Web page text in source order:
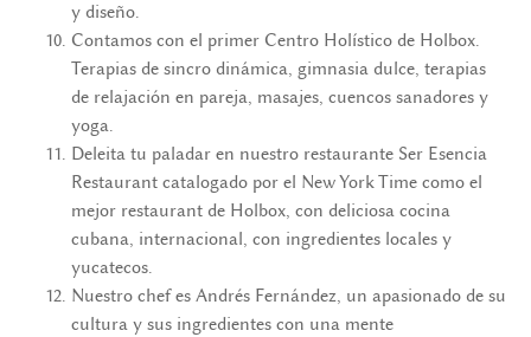
y diseño.
Contamos con el primer Centro Holístico de Holbox.
Terapias de sincro dinámica, gimnasia dulce, terapias
de relajación en pareja, masajes, cuencos sanadores y
yoga.
Deleita tu paladar en nuestro restaurante Ser Esencia
Restaurant catalogado por el New York Time como el
mejor restaurant de Holbox, con deliciosa cocina
cubana, internacional, con ingredientes locales y
yucatecos.
Nuestro chef es Andrés Fernández, un apasionado de su
cultura y sus ingredientes con una mente